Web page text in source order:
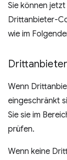
Sie können
Drittanbieter-
wie im
Wenn
eingeschränkt
Sie sie im
prüfen.
Wenn keine